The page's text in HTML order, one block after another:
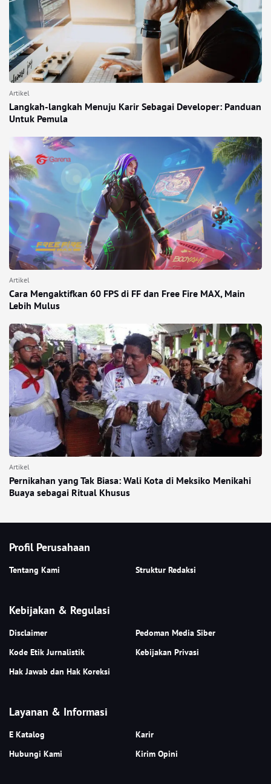
Artikel
Langkah-langkah Menuju Karir Sebagai Developer: Panduan
Untuk Pemula
Artikel
Cara Mengaktifkan 60 FPS di FF dan Free Fire MAX, Main
Lebih Mulus
Artikel
Pernikahan yang Tak Biasa: Wali Kota di Meksiko Menikahi
Buaya sebagai Ritual Khusus
Profil Perusahaan
Tentang Kami Struktur Redaksi
Kebijakan & Regulasi
Disclaimer
Pedoman Media Siber
Kode Etik Jurnalistik
Kebijakan Privasi
Hak Jawab dan Hak Koreksi
Layanan & Informasi
E Katalog
Karir
Hubungi Kami
Kirim Opini